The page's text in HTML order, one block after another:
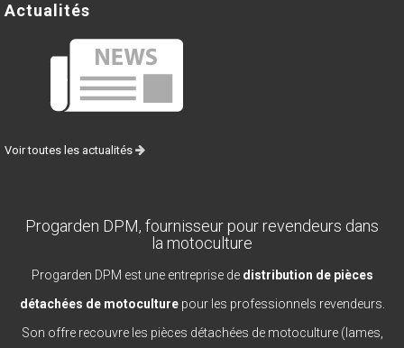
Actualités
Voir toutes les actualités
Progarden DPM, fournisseur pour revendeurs dans
la motoculture
Progarden DPM est une entreprise de distribution de pièces
détachées de motoculturepour les professionnels revendeurs.
Son offre recouvre les pièces détachées de motoculture (lames,